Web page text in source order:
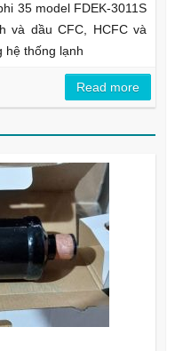
35 model FDEK-3011S
và dầu CFC, HCFC và
hệ thống lạnh
Read more